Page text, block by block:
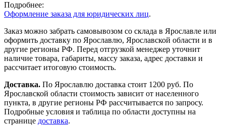
Подробнее:
Оформление заказа для юридических лиц.
Заказ можно забрать самовывозом со склада в Ярославле или
оформить доставку по Ярославлю, Ярославской области и в
другие регионы РФ. Перед отгрузкой менеджер уточнит
наличие товара, габариты, массу заказа, адрес доставки и
рассчитает итоговую стоимость.
Доставка. По Ярославлю доставка стоит 1200 руб. По
Ярославской области стоимость зависит от населенного
пункта, в другие регионы РФ рассчитывается по запросу.
Подробные условия и таблица по области доступны на
странице доставка.